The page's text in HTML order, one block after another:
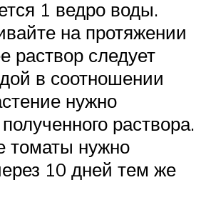
1 ведро воды.
на протяжении
раствор следует
в соотношении
нужно
раствора.
томаты нужно
10 дней тем же